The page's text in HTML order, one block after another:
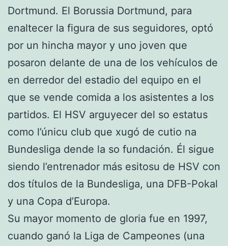
Dortmund. El Borussia Dortmund, para
enaltecer la figura de sus seguidores, optó
por un hincha mayor y uno joven que
posaron delante de una de los vehículos de
en derredor del estadio del equipo en el
que se vende comida a los asistentes a los
partidos. El HSV arguyecer del so estatus
como l’únicu club que xugó de cutio na
Bundesliga dende la so fundación. Él sigue
siendo l’entrenador más esitosu de HSV con
dos títulos de la Bundesliga, una DFB-Pokal
y una Copa d’Europa.
Su mayor momento de gloria fue en 1997,
cuando ganó la Liga de Campeones (una